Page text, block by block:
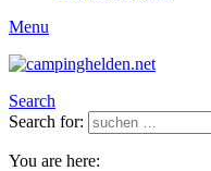
Menu
Search
Search for:
You are here: